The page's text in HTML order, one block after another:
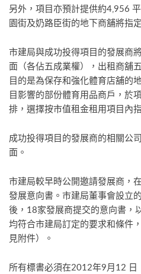
另外，項目亦預計提供約4,956
園街及奶路臣街的地下商舖將指
市建局與成功投得項目的發展商
面（各佔五成業權），出租商舖
目的是為保存和強化體育店舖的
目影響的部份體育用品商戶，於
排，選擇按市值租金租用項目內
成功投得項目的發展商的相關公
面。
市建局較早時公開邀請發展商，
發展意向書。市建局董事會設立
後，18家發展商提交的意向書，
均符合市建局訂定的要求和條件
見附件）。
所有標書必須在2012年9月12 日